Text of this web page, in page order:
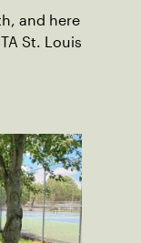
and here
St. Louis